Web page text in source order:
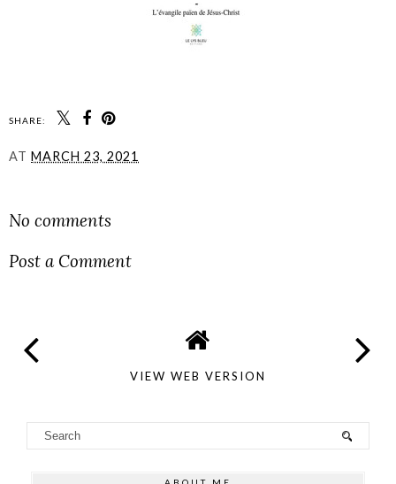
SHARE:
AT MARCH 23, 2021
No comments
Post a Comment
VIEW WEB VERSION